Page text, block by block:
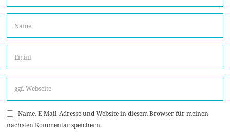
Name, E-Mail-Adresse und Website in diesem Browser für meinen
nächsten Kommentar speichern.